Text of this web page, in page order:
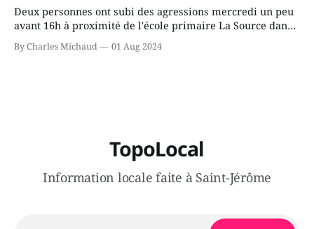
Deux personnes ont subi des agressions mercredi un peu
avant 16h à proximité de l'école primaire La Source dans
victimes aurait été écrasée sous un véhicule et aspergée
By Charles Michaud 01 Aug 2024
TopoLocal
Information locale faite à Saint-Jérôme